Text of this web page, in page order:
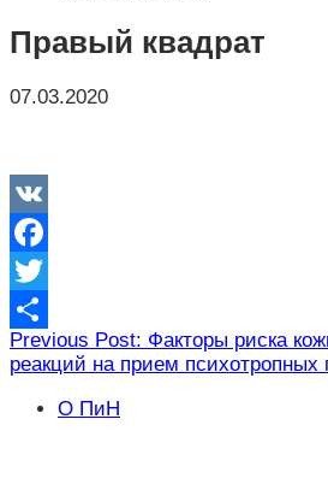
Правый квадрат
07.03.2020
VK
Facebook
Twitter
Отправить
Навигация
по
записям
Previous Post: Факторы риска
реакций на прием психотропных
О ПиН